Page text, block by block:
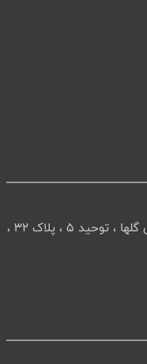
تهران ، شهرک غرب ، بلوار دریا ، خیابان گلها ، توحید 5 ، پلاک 32 ،